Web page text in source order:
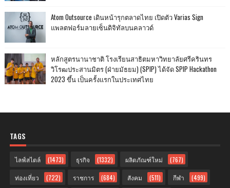
Atom Outsource เดินหน้ารุกตลาดไทย เปิดตัว Varias Sign
แพลตฟอร์มลายเซ็นดิจิทัลบนคลาวด์
หลักสูตรนานาชาติ โรงเรียนสาธิตมหาวิทยาลัยศรีครินทร
วิโรฒประสานมิตร (ฝ่ายมัธยม) (SPIP) ได้จัด SPIP Hackathon
2023 ขึ้น เป็นครั้งแรกในประเทศไทย
TAGS
ไลฟ์สไตล์ (1473) ธุรกิจ (1332) ผลิตภัณฑ์ใหม่ (767)
ท่องเที่ยว (722) ราชการ (684) สังคม (511) กีฬา (499)